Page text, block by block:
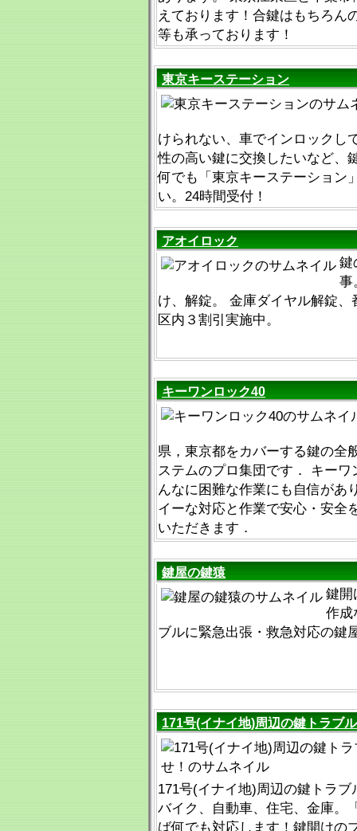
えております！合鍵はもちろん
等も承っております！
東京キーステーション
けられない、車でインロックし
性の高い鍵に交換したいなど、
何でも「東京キーステーション
い。24時間受付！
アオイロック
鍵
事
け、解錠。 金庫ダイヤル解錠、
区内３割引実施中。
キーワンロック40
県，東京都をカバーする鍵の全
ステムのプロ集団です． キーワ
んなに困難な作業にも自信があ
イーな対応と作業で安心・安全
いただきます．
鍵屋の鍵猿
鍵開
作成
ブルに緊急出張・救急対応の鍵
171号(イナイ地)周辺の鍵トラブ
171号(イナイ地)周辺の鍵トラブ
バイク、自動車、住宅、金庫。
ば何でも対応します！鍵開けの